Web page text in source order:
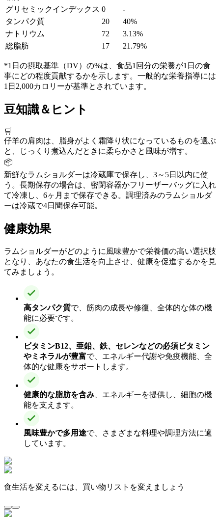
グリセミックインデックス 0
-
タンパク質
20
40%
ナトリウム
72
3.13%
総脂肪
17 21.79%
*1日の摂取基準（DV）の%は、食品1回分の栄養が1日の食
事にどの程度貢献するかを示します。一般的な栄養指導には
1日2,000カロリーが基準とされています。
豆知識＆ヒント
🛒
仔羊の肩肉は、脂身がよく霜降り状になっているものを選ぶ
と、じっくり煮込んだときに柔らかさと風味が増す。
📦
新鮮なラムショルダーは冷蔵庫で保存し、3～5日以内に使
う。長期保存の場合は、密閉容器かフリーザーバッグに入れ
て冷凍し、6ヶ月まで保存できる。調理済みのラムショルダ
ーは冷蔵で4日間保存可能。
健康効果
ラムショルダーがどのように風味豊かで栄養価の高い選択肢
となり、あなたの食生活を向上させ、健康を促進するかを見
てみましょう。
高タンパク質で、筋肉の成長や修復、全体的な体の機
能に必要です。
ビタミンB12、亜鉛、鉄、セレンなどの必須ビタミン
やミネラルが豊富で、エネルギー代謝や免疫機能、全
体的な健康をサポートします。
健康的な脂肪を含み 、エネルギーを提供し、細胞の機
能を支えます。
風味豊かで多用途で、さまざまな料理や調理方法に適
しています。
食生活を変えるには、買い物リストを変えましょう